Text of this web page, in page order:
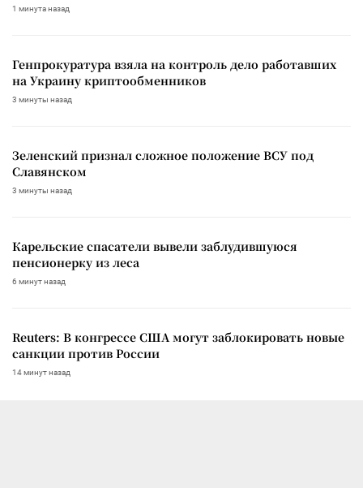
1 минута назад
Генпрокуратура взяла на контроль дело работавших
на Украину криптообменников
3 минуты назад
Зеленский признал сложное положение ВСУ под
Славянском
3 минуты назад
Карельские спасатели вывели заблудившуюся
пенсионерку из леса
6 минут назад
Reuters: В конгрессе США могут заблокировать новые
санкции против России
14 минут назад